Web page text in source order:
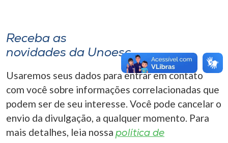
Receba as
novidades da Unoesc
Usaremos seus dados para entrar em contato
com você sobre informações correlacionadas que
podem ser de seu interesse. Você pode cancelar o
envio da divulgação, a qualquer momento. Para
mais detalhes, leia nossa política de